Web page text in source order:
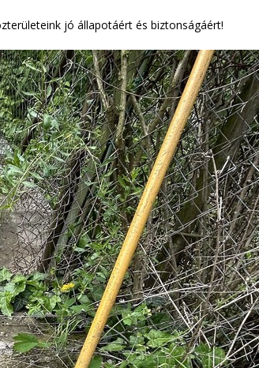
jó állapotáért és biztonságáért!